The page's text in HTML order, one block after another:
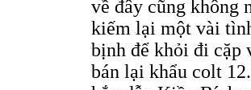
về đây cũng không
kiếm lại một vài
bịnh để khỏi đi cặp
bán lại khẩu colt